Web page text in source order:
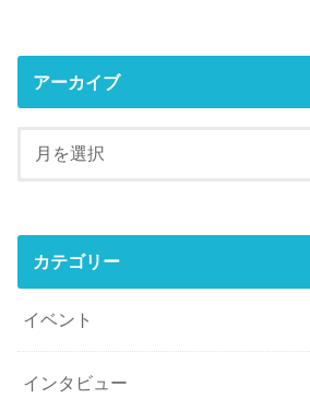
アーカイブ
カテゴリー
イベント
インタビュー